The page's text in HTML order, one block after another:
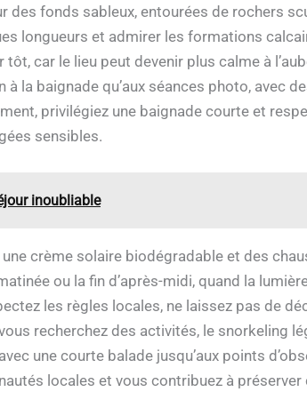
des fonds sableux, entourées de rochers
longueurs et admirer les formations
car le lieu peut devenir plus calme à
la baignade qu’aux séances photo, avec
privilégiez une baignade courte et
sensibles.
inoubliable
une crème solaire biodégradable et des
ou la fin d’après-midi, quand la
les règles locales, ne laissez pas de
recherchez des activités, le snorkeling
une courte balade jusqu’aux points
locales et vous contribuez à